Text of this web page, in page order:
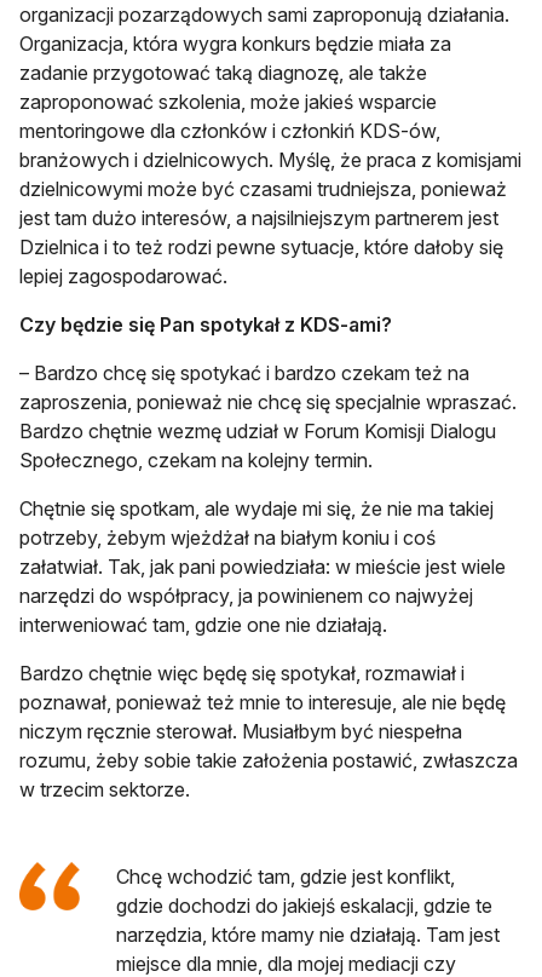
organizacji pozarządowych sami zaproponują działania.
Organizacja, która wygra konkurs będzie miała za
zadanie przygotować taką diagnozę, ale także
zaproponować szkolenia, może jakieś wsparcie
mentoringowe dla członków i członkiń KDS-ów,
branżowych i dzielnicowych. Myślę, że praca z komisjami
dzielnicowymi może być czasami trudniejsza, ponieważ
jest tam dużo interesów, a najsilniejszym partnerem jest
Dzielnica i to też rodzi pewne sytuacje, które dałoby się
lepiej zagospodarować.
Czy będzie się Pan spotykał z KDS-ami?
– Bardzo chcę się spotykać i bardzo czekam też na
zaproszenia, ponieważ nie chcę się specjalnie wpraszać.
Bardzo chętnie wezmę udział w Forum Komisji Dialogu
Społecznego, czekam na kolejny termin.
Chętnie się spotkam, ale wydaje mi się, że nie ma takiej
potrzeby, żebym wjeżdżał na białym koniu i coś
załatwiał. Tak, jak pani powiedziała: w mieście jest wiele
narzędzi do współpracy, ja powinienem co najwyżej
interweniować tam, gdzie one nie działają.
Bardzo chętnie więc będę się spotykał, rozmawiał i
poznawał, ponieważ też mnie to interesuje, ale nie będę
niczym ręcznie sterował. Musiałbym być niespełna
rozumu, żeby sobie takie założenia postawić, zwłaszcza
w trzecim sektorze.
Chcę wchodzić tam, gdzie jest konflikt,
gdzie dochodzi do jakiejś eskalacji, gdzie te
narzędzia, które mamy nie działają. Tam jest
miejsce dla mnie, dla mojej mediacji czy